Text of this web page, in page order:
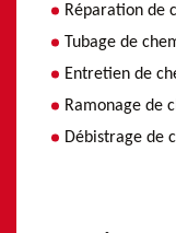
Réparation de
Tubage de
Entretien de
Ramonage de
Débistrage de